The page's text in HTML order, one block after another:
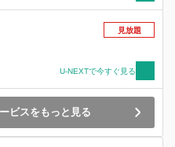
見放題
U-NEXTで今すぐ見る
ビスをもっと見る